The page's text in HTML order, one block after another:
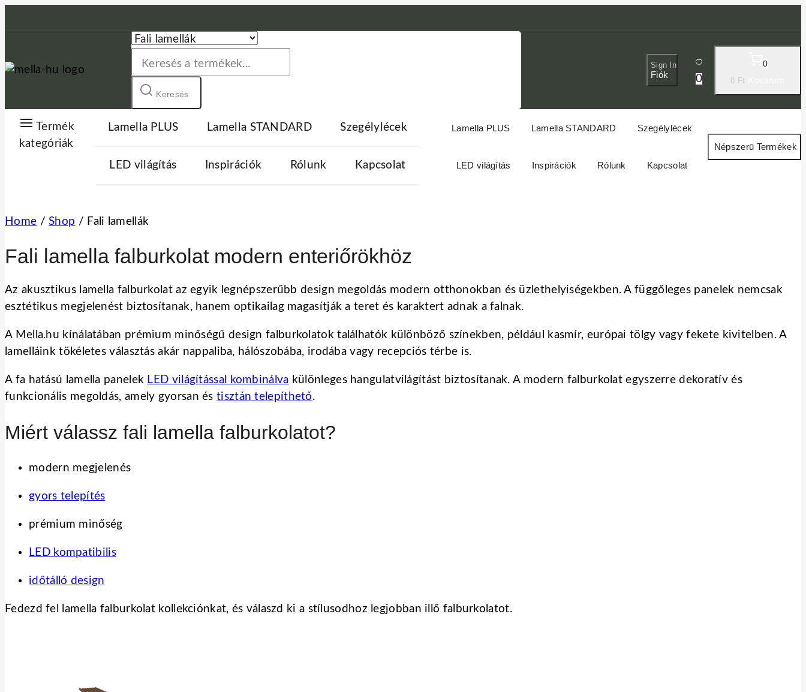
Keresés
Sign In
Fiók 0
0
0 Ft
Termék
kategóriák
Lamella PLUS Lamella STANDARD Szegélylécek
LED világítás Inspirációk Rólunk Kapcsolat
Lamella PLUS Lamella STANDARD Szegélylécek
LED világítás Inspirációk Rólunk Kapcsolat
Népszerū Termékek
Home / Shop / Fali lamellák
Fali lamella falburkolat modern enteriőrökhöz
Az akusztikus lamella falburkolat az egyik legnépszerűbb design megoldás modern otthonokban és üzlethelyiségekben. A függőleges panelek nemcsak
esztétikus megjelenést biztosítanak, hanem optikailag magasítják a teret és karaktert adnak a falnak.
A Mella.hu kínálatában prémium minőségű design falburkolatok találhatók különböző színekben, például kasmír, európai tölgy vagy fekete kivitelben. A
lamelláink tökéletes választás akár nappaliba, hálószobába, irodába vagy recepciós térbe is.
A fa hatású lamella panelek LED világítással kombinálva különleges hangulatvilágítást biztosítanak. A modern falburkolat egyszerre dekoratív és
funkcionális megoldás, amely gyorsan és tisztán telepíthető.
Miért válassz fali lamella falburkolatot?
modern megjelenés
gyors telepítés
prémium minőség
LED kompatibilis
időtálló design
Fedezd fel lamella falburkolat kollekciónkat, és válaszd ki a stílusodhoz legjobban illő falburkolatot.